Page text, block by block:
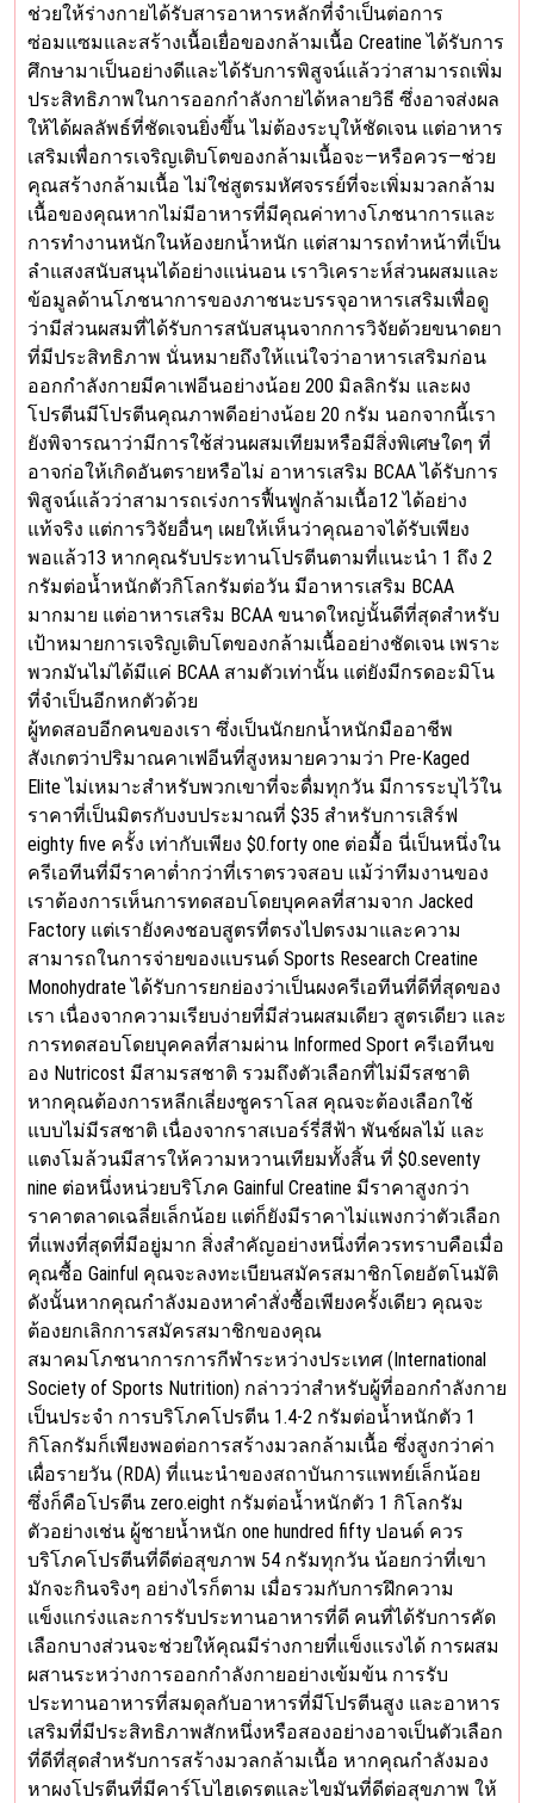
ช่วยให้ร่างกายได้รับสารอาหารหลักที่จำเป็นต่อการ
ซ่อมแซมและสร้างเนื้อเยื่อของกล้ามเนื้อ Creatine ได้รับการ
ศึกษามาเป็นอย่างดีและได้รับการพิสูจน์แล้วว่าสามารถเพิ่ม
ประสิทธิภาพในการออกกำลังกายได้หลายวิธี ซึ่งอาจส่งผล
ให้ได้ผลลัพธ์ที่ชัดเจนยิ่งขึ้น ไม่ต้องระบุให้ชัดเจน แต่อาหาร
เสริมเพื่อการเจริญเติบโตของกล้ามเนื้อจะ—หรือควร—ช่วย
คุณสร้างกล้ามเนื้อ ไม่ใช่สูตรมหัศจรรย์ที่จะเพิ่มมวลกล้าม
เนื้อของคุณหากไม่มีอาหารที่มีคุณค่าทางโภชนาการและ
การทำงานหนักในห้องยกน้ำหนัก แต่สามารถทำหน้าที่เป็น
ลำแสงสนับสนุนได้อย่างแน่นอน เราวิเคราะห์ส่วนผสมและ
ข้อมูลด้านโภชนาการของภาชนะบรรจุอาหารเสริมเพื่อดู
ว่ามีส่วนผสมที่ได้รับการสนับสนุนจากการวิจัยด้วยขนาดยา
ที่มีประสิทธิภาพ นั่นหมายถึงให้แน่ใจว่าอาหารเสริมก่อน
ออกกำลังกายมีคาเฟอีนอย่างน้อย 200 มิลลิกรัม และผง
โปรตีนมีโปรตีนคุณภาพดีอย่างน้อย 20 กรัม นอกจากนี้เรา
ยังพิจารณาว่ามีการใช้ส่วนผสมเทียมหรือมีสิ่งพิเศษใดๆ ที่
อาจก่อให้เกิดอันตรายหรือไม่ อาหารเสริม BCAA ได้รับการ
พิสูจน์แล้วว่าสามารถเร่งการฟื้นฟูกล้ามเนื้อ12 ได้อย่าง
แท้จริง แต่การวิจัยอื่นๆ เผยให้เห็นว่าคุณอาจได้รับเพียง
พอแล้ว13 หากคุณรับประทานโปรตีนตามที่แนะนำ 1 ถึง 2
กรัมต่อน้ำหนักตัวกิโลกรัมต่อวัน มีอาหารเสริม BCAA
มากมาย แต่อาหารเสริม BCAA ขนาดใหญ่นั้นดีที่สุดสำหรับ
เป้าหมายการเจริญเติบโตของกล้ามเนื้ออย่างชัดเจน เพราะ
พวกมันไม่ได้มีแค่ BCAA สามตัวเท่านั้น แต่ยังมีกรดอะมิโน
ที่จำเป็นอีกหกตัวด้วย
ผู้ทดสอบอีกคนของเรา ซึ่งเป็นนักยกน้ำหนักมืออาชีพ
สังเกตว่าปริมาณคาเฟอีนที่สูงหมายความว่า Pre-Kaged
Elite ไม่เหมาะสำหรับพวกเขาที่จะดื่มทุกวัน มีการระบุไว้ใน
ราคาที่เป็นมิตรกับงบประมาณที่ $35 สำหรับการเสิร์ฟ
eighty five ครั้ง เท่ากับเพียง $0.forty one ต่อมื้อ นี่เป็นหนึ่งใน
ครีเอทีนที่มีราคาต่ำกว่าที่เราตรวจสอบ แม้ว่าทีมงานของ
เราต้องการเห็นการทดสอบโดยบุคคลที่สามจาก Jacked
Factory แต่เรายังคงชอบสูตรที่ตรงไปตรงมาและความ
สามารถในการจ่ายของแบรนด์ Sports Research Creatine
Monohydrate ได้รับการยกย่องว่าเป็นผงครีเอทีนที่ดีที่สุดของ
เรา เนื่องจากความเรียบง่ายที่มีส่วนผสมเดียว สูตรเดียว และ
การทดสอบโดยบุคคลที่สามผ่าน Informed Sport ครีเอทีนข
อง Nutricost มีสามรสชาติ รวมถึงตัวเลือกที่ไม่มีรสชาติ
หากคุณต้องการหลีกเลี่ยงซูคราโลส คุณจะต้องเลือกใช้
แบบไม่มีรสชาติ เนื่องจากราสเบอร์รี่สีฟ้า พันช์ผลไม้ และ
แตงโมล้วนมีสารให้ความหวานเทียมทั้งสิ้น ที่ $0.seventy
nine ต่อหนึ่งหน่วยบริโภค Gainful Creatine มีราคาสูงกว่า
ราคาตลาดเฉลี่ยเล็กน้อย แต่ก็ยังมีราคาไม่แพงกว่าตัวเลือก
ที่แพงที่สุดที่มีอยู่มาก สิ่งสำคัญอย่างหนึ่งที่ควรทราบคือเมื่อ
คุณซื้อ Gainful คุณจะลงทะเบียนสมัครสมาชิกโดยอัตโนมัติ
ดังนั้นหากคุณกำลังมองหาคำสั่งซื้อเพียงครั้งเดียว คุณจะ
ต้องยกเลิกการสมัครสมาชิกของคุณ
สมาคมโภชนาการการกีฬาระหว่างประเทศ (International
Society of Sports Nutrition) กล่าวว่าสำหรับผู้ที่ออกกำลังกาย
เป็นประจำ การบริโภคโปรตีน 1.4-2 กรัมต่อน้ำหนักตัว 1
กิโลกรัมก็เพียงพอต่อการสร้างมวลกล้ามเนื้อ ซึ่งสูงกว่าค่า
เผื่อรายวัน (RDA) ที่แนะนำของสถาบันการแพทย์เล็กน้อย
ซึ่งก็คือโปรตีน zero.eight กรัมต่อน้ำหนักตัว 1 กิโลกรัม
ตัวอย่างเช่น ผู้ชายน้ำหนัก one hundred fifty ปอนด์ ควร
บริโภคโปรตีนที่ดีต่อสุขภาพ 54 กรัมทุกวัน น้อยกว่าที่เขา
มักจะกินจริงๆ อย่างไรก็ตาม เมื่อรวมกับการฝึกความ
แข็งแกร่งและการรับประทานอาหารที่ดี คนที่ได้รับการคัด
เลือกบางส่วนจะช่วยให้คุณมีร่างกายที่แข็งแรงได้ การผสม
ผสานระหว่างการออกกำลังกายอย่างเข้มข้น การรับ
ประทานอาหารที่สมดุลกับอาหารที่มีโปรตีนสูง และอาหาร
เสริมที่มีประสิทธิภาพสักหนึ่งหรือสองอย่างอาจเป็นตัวเลือก
ที่ดีที่สุดสำหรับการสร้างมวลกล้ามเนื้อ หากคุณกำลังมอง
หาผงโปรตีนที่มีคาร์โบไฮเดรตและไขมันที่ดีต่อสุขภาพ ให้